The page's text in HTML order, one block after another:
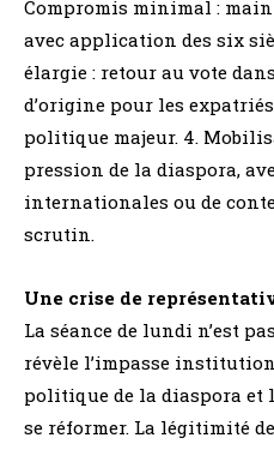
Compromis minimal :
avec application des six
élargie : retour au vote
d’origine pour les
politique majeur. 4.
pression de la diaspora,
internationales ou de
scrutin.
Une crise de
La séance de lundi n’est
révèle l’impasse
politique de la diaspora et
se réformer. La légitimité